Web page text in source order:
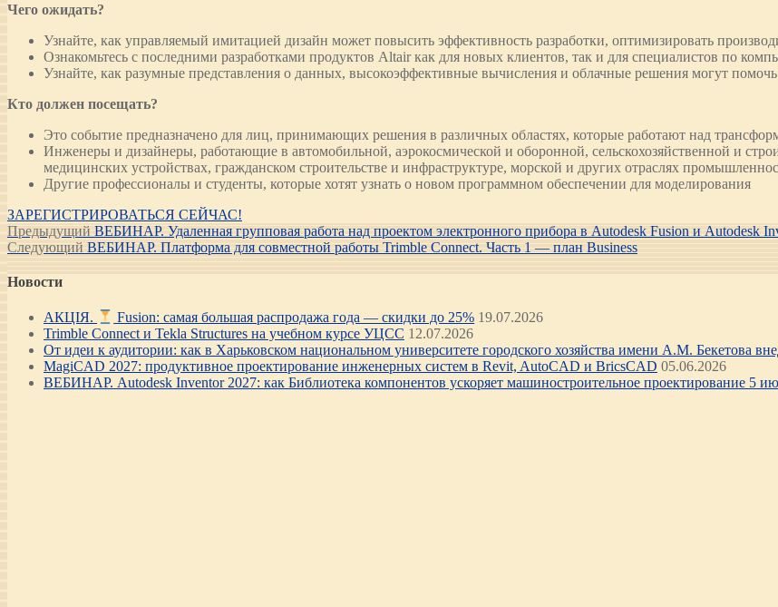
Чего ожидать?
Узнайте, как управляемый имитацией дизайн может повысить эффективность разработки, оптимизировать
Ознакомьтесь с последними разработками продуктов Altair как для новых клиентов, так и для специалистов по
Узнайте, как разумные представления о данных, высокоэффективные вычисления и облачные решения могут
Кто должен посещать?
Это событие предназначено для лиц, принимающих решения в различных областях, которые работают над
Инженеры и дизайнеры, работающие в автомобильной, аэрокосмической и оборонной, сельскохозяйственной и
медицинских устройствах, гражданском строительстве и инфраструктуре, морской и других отраслях
Другие профессионалы и студенты, которые хотят узнать о новом программном обеспечении для моделирования
ЗАРЕГИСТРИРОВАТЬСЯ СЕЙЧАС!
Навигация
по
записям
Предыдущий Предыдущая
запись:
ВЕБИНАР. Удаленная групповая работа над проектом электронного прибора в Autodesk Fusion и Autodesk
Следующий Следующая
ВЕБИНАР. Платформа для совместной работы Trimble Connect. Часть 1 — план Business
Новости
АКЦІЯ. Fusion: самая большая распродажа года — скидки до 25% 19.07.2026
Trimble Connect и Tekla Structures на учебном курсе УЦСС 12.07.2026
От идеи к аудитории: как в Харьковском национальном университете городского хозяйства имени А.М. Бекетова
MagiCAD 2027: продуктивное проектирование инженерных систем в Revit, AutoCAD и BricsCAD 05.06.2026
ВЕБИНАР. Autodesk Inventor 2027: как Библиотека компонентов ускоряет машиностроительное проектирование 5